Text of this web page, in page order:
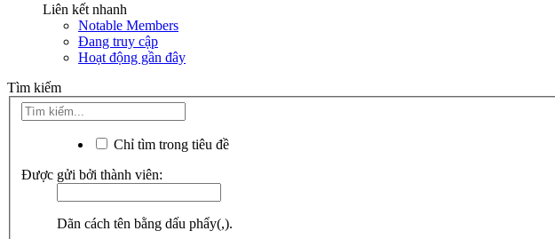
Liên kết nhanh
Notable Members
Đang truy cập
Hoạt động gần đây
Tìm kiếm
Chỉ tìm trong tiêu đề
Được gửi bởi thành viên:
Dãn cách tên bằng dấu phẩy(,).